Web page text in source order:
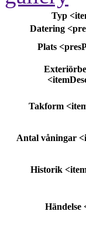
Typ
Datering
Plats
Takform
Antal våningar
Historik
Händelse